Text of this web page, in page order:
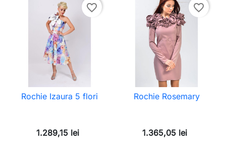
favorite_border
Rochie Izaura 5 flori
1.289,15 lei
favorite_border
Rochie Rosemary
1.365,05 lei